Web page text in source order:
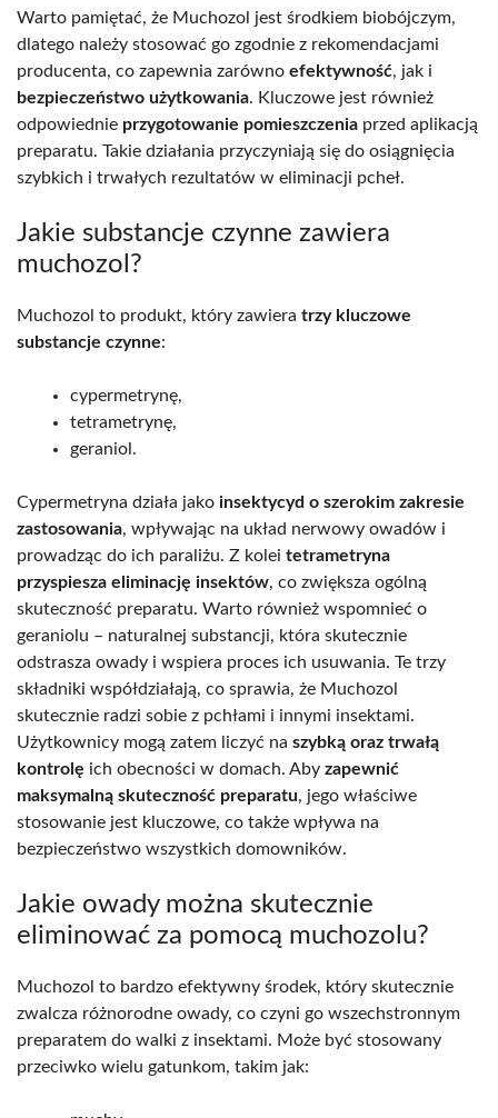
Warto pamiętać, że Muchozol jest środkiem biobójczym,
dlatego należy stosować go zgodnie z rekomendacjami
producenta, co zapewnia zarówno efektywność, jak i
bezpieczeństwo użytkowania. Kluczowe jest również
odpowiednie przygotowanie pomieszczenia przed aplikacją
preparatu. Takie działania przyczyniają się do osiągnięcia
szybkich i trwałych rezultatów w eliminacji pcheł.
Jakie substancje czynne zawiera
muchozol?
Muchozol to produkt, który zawiera trzy kluczowe
substancje czynne:
cypermetrynę,
tetrametrynę,
geraniol.
Cypermetryna działa jako insektycyd o szerokim zakresie
zastosowania, wpływając na układ nerwowy owadów i
prowadząc do ich paraliżu. Z kolei tetrametryna
przyspiesza eliminację insektów, co zwiększa ogólną
skuteczność preparatu. Warto również wspomnieć o
geraniolu – naturalnej substancji, która skutecznie
odstrasza owady i wspiera proces ich usuwania. Te trzy
składniki współdziałają, co sprawia, że Muchozol
skutecznie radzi sobie z pchłami i innymi insektami.
Użytkownicy mogą zatem liczyć na szybką oraz trwałą
kontrolę ich obecności w domach. Aby zapewnić
maksymalną skuteczność preparatu, jego właściwe
stosowanie jest kluczowe, co także wpływa na
bezpieczeństwo wszystkich domowników.
Jakie owady można skutecznie
eliminować za pomocą muchozolu?
Muchozol to bardzo efektywny środek, który skutecznie
zwalcza różnorodne owady, co czyni go wszechstronnym
preparatem do walki z insektami. Może być stosowany
przeciwko wielu gatunkom, takim jak: